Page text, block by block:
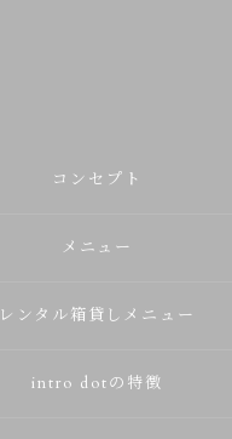
コンセプト
メニュー
レンタル箱貸しメニュー
intro dotの特徴